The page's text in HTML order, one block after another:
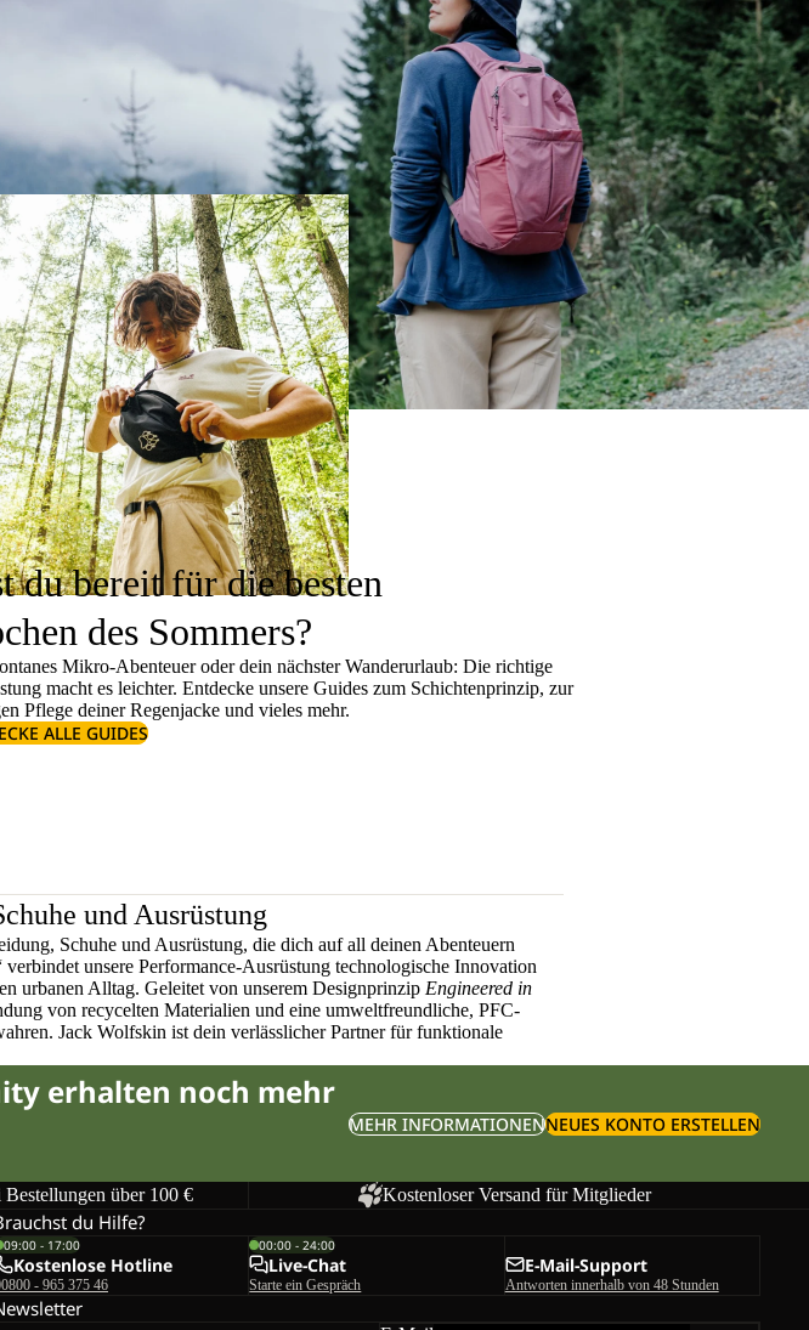
du bereit für die besten
des Sommers?
Mikro-Abenteuer oder dein nächster Wanderurlaub: Die richtige
macht es leichter. Entdecke unsere Guides zum Schichtenprinzip, zur
Pflege deiner Regenjackeund vieles mehr.
ALLE GUIDES
und Ausrüstung
Schuhe und Ausrüstung, die dich auf all deinen Abenteuern
unsere Performance-Ausrüstung technologische Innovation
urbanen Alltag. Geleitet von unserem Designprinzip Engineered in
von recycelten Materialien und eine umweltfreundliche, PFC-
Jack Wolfskin ist dein verlässlicher Partner für funktionale
erhalten noch mehr
MEHR INFORMATIONENNEUES KONTO ERSTELLEN
über 100 € Kostenloser Versand für Mitglieder
du Hilfe?
09:00 - 17:00
Kostenlose Hotline
- 965 375 46
00:00 - 24:00
Live-Chat
Starte ein Gespräch
E-Mail-Support
Antworten innerhalb von 48 Stunden